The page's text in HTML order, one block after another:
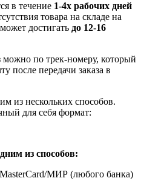
в течение 1-4х рабочих дней
товара на складе на
достигать до 12-16
можно по трек-номеру, который
после передачи заказа в
из нескольких способов.
для себя формат:
из способов:
МИР (любого банка)